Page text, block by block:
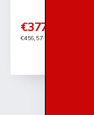
€456,57 inkl. MwSt.
€377,33